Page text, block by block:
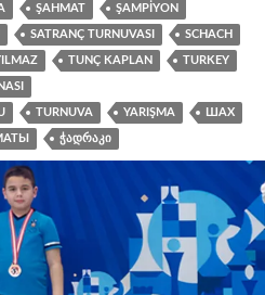
ŞAHMAT ŞAMPIYON
SATRANÇ TURNUVASI SCHACH
TUNÇ KAPLAN TURKEY
TURNUVA YARIŞMA ШАХ
ᲭᲐᲓᲠᲐᲙᲘ